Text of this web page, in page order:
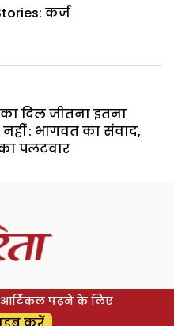
कर्ज
दिल जीतना इतना
: भागवत का संवाद,
पलटवार
पढ़ने के लिए